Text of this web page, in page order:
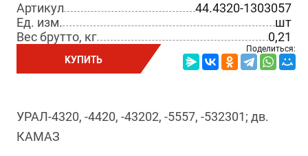
Артикул
44.4320-1303057
Ед. изм.
шт
Вес брутто, кг
0,21
КУПИТЬ
Поделиться:
УРАЛ-4320, -4420, -43202, -5557, -532301; дв.
КАМАЗ